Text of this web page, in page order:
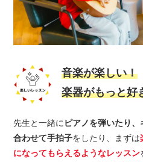
音楽が楽しい！
楽器がもっと好
先生と一緒に ピアノを弾いたり
合わせて手拍子をしたり、まずは
になってもらえるようなレッスン